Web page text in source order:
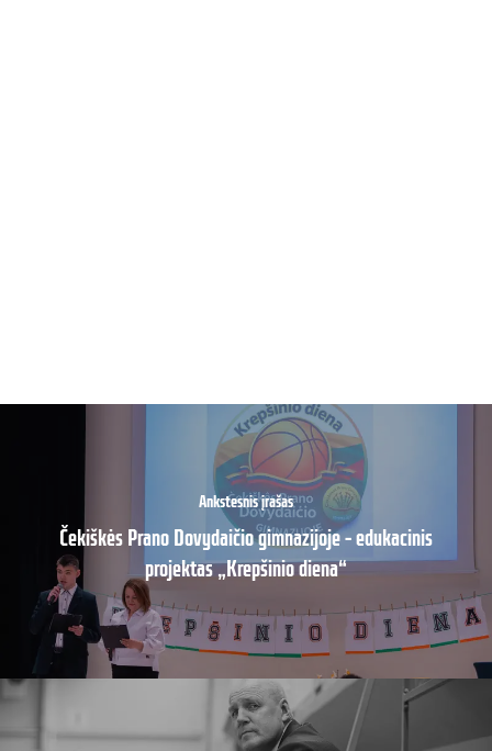
Ankstesnis įrašas
Čekiškės Prano Dovydaičio gimnazijoje – edukacinis
projektas „Krepšinio diena“